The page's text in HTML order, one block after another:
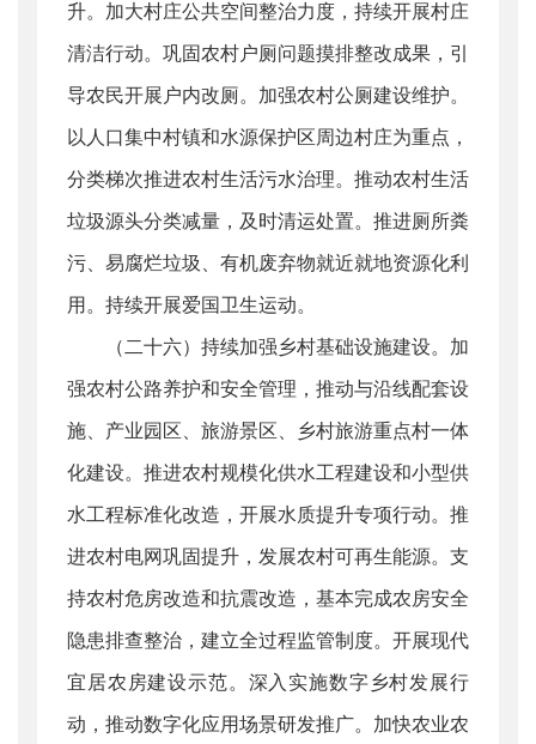
升。加大村庄公共空间整治力度，持续开展村庄
清洁行动。巩固农村户厕问题摸排整改成果，引
导农民开展户内改厕。加强农村公厕建设维护。
以人口集中村镇和水源保护区周边村庄为重点，
分类梯次推进农村生活污水治理。推动农村生活
垃圾源头分类减量，及时清运处置。推进厕所粪
污、易腐烂垃圾、有机废弃物就近就地资源化利
用。持续开展爱国卫生运动。
（二十六）持续加强乡村基础设施建设。加
强农村公路养护和安全管理，推动与沿线配套设
施、产业园区、旅游景区、乡村旅游重点村一体
化建设。推进农村规模化供水工程建设和小型供
水工程标准化改造，开展水质提升专项行动。推
进农村电网巩固提升，发展农村可再生能源。支
持农村危房改造和抗震改造，基本完成农房安全
隐患排查整治，建立全过程监管制度。开展现代
宜居农房建设示范。深入实施数字乡村发展行
动，推动数字化应用场景研发推广。加快农业农